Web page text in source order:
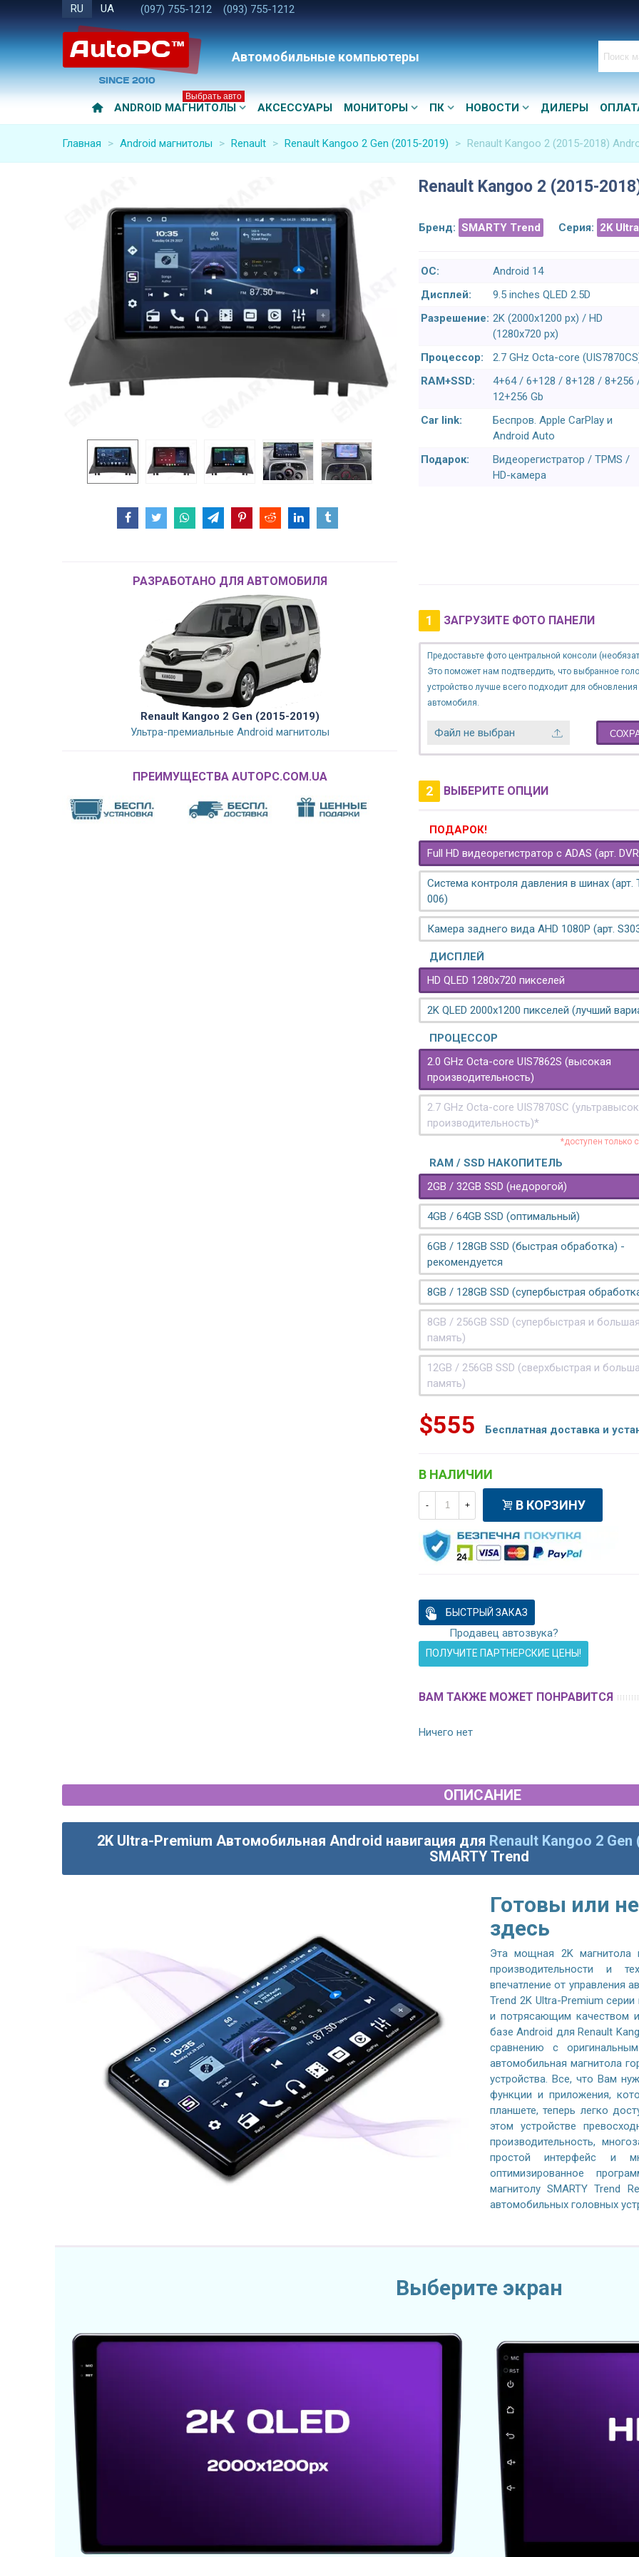
RU UA (097) 755-1212 (093) 755-1212
Автомобильные компьютеры
ANDROID МАГНИТОЛЫ
Выбрать авто
АКСЕССУАРЫ МОНИТОРЫ ПК НОВОСТИ ДИЛЕРЫ
Главная > Android магнитолы > Renault > Renault Kangoo 2 Gen (2015-2019) > Renault Kangoo 2 (2015-2018)
РАЗРАБОТАНО ДЛЯ АВТОМОБИЛЯ
Renault Kangoo 2 Gen (2015-2019)
Ультра-премиальные Android магнитолы
ПРЕИМУЩЕСТВА AUTOPC.COM.UA
Renault Kangoo 2 (2015-
Бренд: SMARTY Trend Серия: 2K
ОС:
Android 14
Дисплей:
9.5 inches QLED 2.5D
Разрешение: 2K (2000x1200 px) / HD
(1280x720 px)
Процессор:
2.7 GHz Octa-core
RAM+SSD:
4+64 / 6+128 / 8+128 / 8+256
12+256 Gb
Car link:
Беспров. Apple CarPlay и
Android Auto
Подарок:
Видеорегистратор / TPMS /
HD-камера
1 ЗАГРУЗИТЕ ФОТО ПАНЕЛИ
Предоставьте фото центральной консоли
Это поможет нам подтвердить, что выбранное
устройство лучше всего подходит для
автомобиля.
Файл не выбран
2 ВЫБЕРИТЕ ОПЦИИ
ПОДАРОК!
Full HD видеорегистратор с ADAS (арт.
Система контроля давления в шинах (арт.
006)
Камера заднего вида AHD 1080P (арт.
ДИСПЛЕЙ
HD QLED 1280x720 пикселей
2K QLED 2000х1200 пикселей (лучший
ПРОЦЕССОР
2.0 GHz Octa-core UIS7862S (высокая
производительность)
2.7 GHz Octa-core UIS7870SC
производительность)*
*доступен только
RAM / SSD НАКОПИТЕЛЬ
2GB / 32GB SSD (недорогой)
4GB / 64GB SSD (оптимальный)
6GB / 128GB SSD (быстрая обработка) -
рекомендуется
8GB / 128GB SSD (супербыстрая
8GB / 256GB SSD (супербыстрая и большая
память)
12GB / 256GB SSD (сверхбыстрая и
память)
$555 Бесплатная доставка и
В НАЛИЧИИ
- + В КОРЗИНУ
БЫСТРЫЙ ЗАКАЗ
Продавец автозвука?
ПОЛУЧИТЕ ПАРТНЕРСКИЕ ЦЕНЫ!
ВАМ ТАКЖЕ МОЖЕТ ПОНРАВИТСЯ
Ничего нет
ОПИСАНИЕ
2K Ultra-Premium Автомобильная Android навигация для Renault Kangoo 2 Gen
SMARTY Trend
Готовы или
здесь
Эта мощная 2K
производительности и
впечатление от управления
Trend 2K Ultra-Premium
и потрясающим качеством
базе Android для Renault
сравнению с
автомобильная магнитола
устройства. Все, что Вам
функции и приложения,
планшете, теперь легко
этом устройстве
производительность,
простой интерфейс и
оптимизированное
магнитолу SMARTY Trend
автомобильных головных
Выберите экран